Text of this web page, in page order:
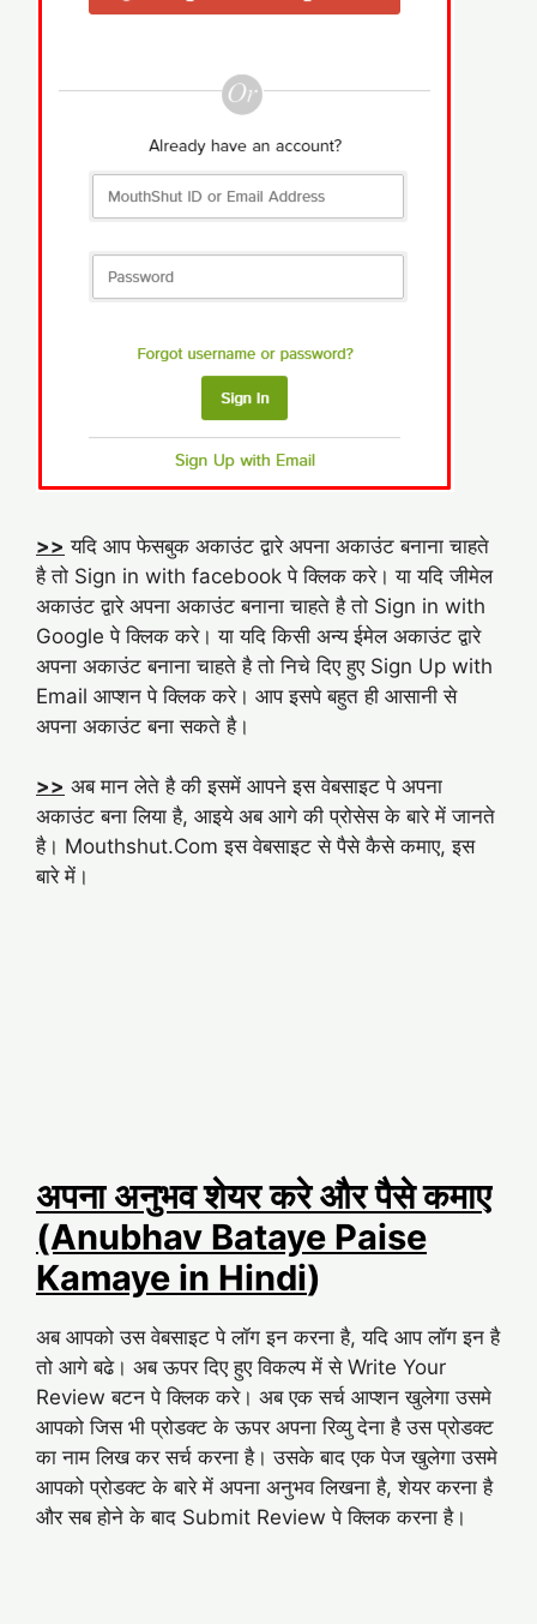
>> यदि आप फेसबुक अकाउंट द्वारे अपना अकाउंट बनाना चाहते
है तो Sign in with facebook पे क्लिक करे। या यदि जीमेल
अकाउंट द्वारे अपना अकाउंट बनाना चाहते है तो Sign in with
Google पे क्लिक करे। या यदि किसी अन्य ईमेल अकाउंट द्वारे
अपना अकाउंट बनाना चाहते है तो निचे दिए हुए Sign Up with
Email आप्शन पे क्लिक करे। आप इसपे बहुत ही आसानी से
अपना अकाउंट बना सकते है।
>> अब मान लेते है की इसमें आपने इस वेबसाइट पे अपना
अकाउंट बना लिया है, आइये अब आगे की प्रोसेस के बारे में जानते
है। Mouthshut.Com इस वेबसाइट से पैसे कैसे कमाए, इस
बारे में।
अपना अनुभव शेयर करे और पैसे कमाए
(Anubhav Bataye Paise
Kamaye in Hindi)
अब आपको उस वेबसाइट पे लॉग इन करना है, यदि आप लॉग इन है
तो आगे बढे। अब ऊपर दिए हुए विकल्प में से Write Your
Review बटन पे क्लिक करे। अब एक सर्च आप्शन खुलेगा उसमे
आपको जिस भी प्रोडक्ट के ऊपर अपना रिव्यु देना है उस प्रोडक्ट
का नाम लिख कर सर्च करना है। उसके बाद एक पेज खुलेगा उसमे
आपको प्रोडक्ट के बारे में अपना अनुभव लिखना है, शेयर करना है
और सब होने के बाद Submit Review पे क्लिक करना है।